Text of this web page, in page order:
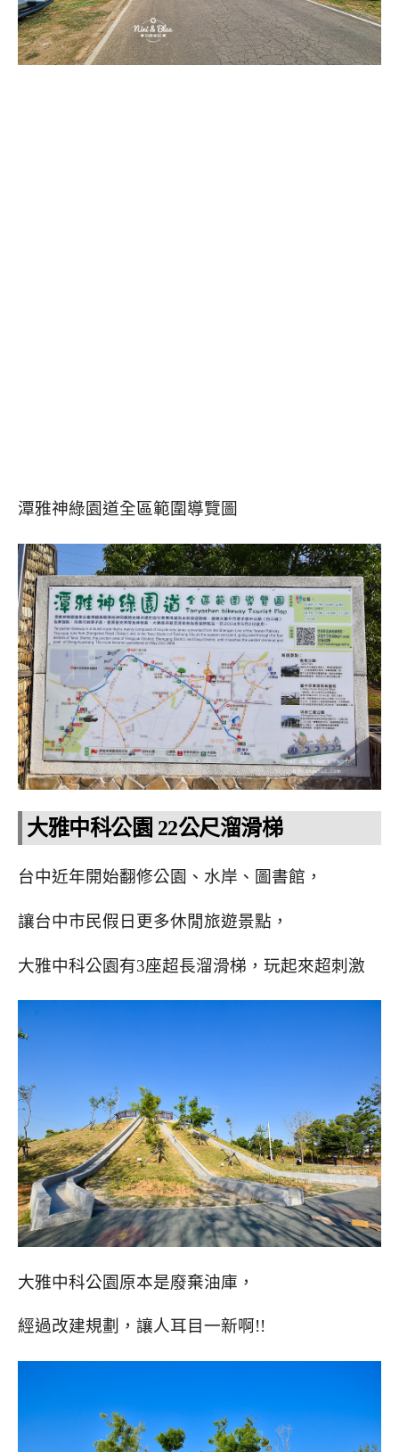
潭雅神綠園道全區範圍導覽圖
大雅中科公園 22公尺溜滑梯
台中近年開始翻修公園、水岸、圖書館，
讓台中市民假日更多休閒旅遊景點，
大雅中科公園有3座超長溜滑梯，玩起來超刺激
大雅中科公園原本是廢棄油庫，
經過改建規劃，讓人耳目一新啊!!